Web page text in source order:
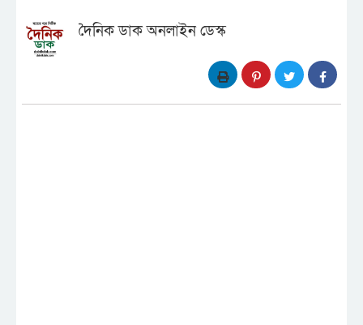
দৈনিক ডাক অনলাইন ডেস্ক